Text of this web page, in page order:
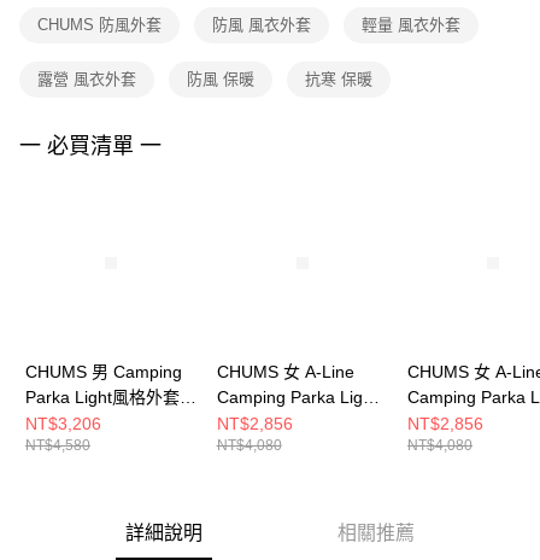
權轉讓予恩沛科技股份有限公司。
３．未成年的使用者請事先徵得法定代理人或監護人之同意方可使用
４．使用「AFTEE先享後付」時，將依據個別帳號之用戶狀況，依本公司即
CHUMS 防風外套 防風 風衣外套 輕量 風衣外套
露營 風衣外套 防風 保暖 抗寒 保暖
一 必買清單 一
CHUMS 男 Camping
Parka Light風格外套
CH041396C081
NT$3,206
NT$4,580
CHUMS 女 A-Line
Camping Parka Light
風格外套
CH181284W004
NT$2,856
NT$4,080
CHUMS 女 A-
Camping Parka
風格外套
CH181284D001
NT$2,856
NT$4,080
詳細說明 相關推薦